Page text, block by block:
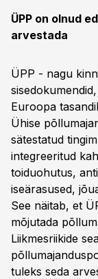
ÜPP on olnud
arvestada
ÜPP - nagu
Euroopa
Ühise
sätestatud
integreeritud
toiduohutus,
iseärasused,
See näitab, et
mõjutada
Liikmesriikide
tuleks seda